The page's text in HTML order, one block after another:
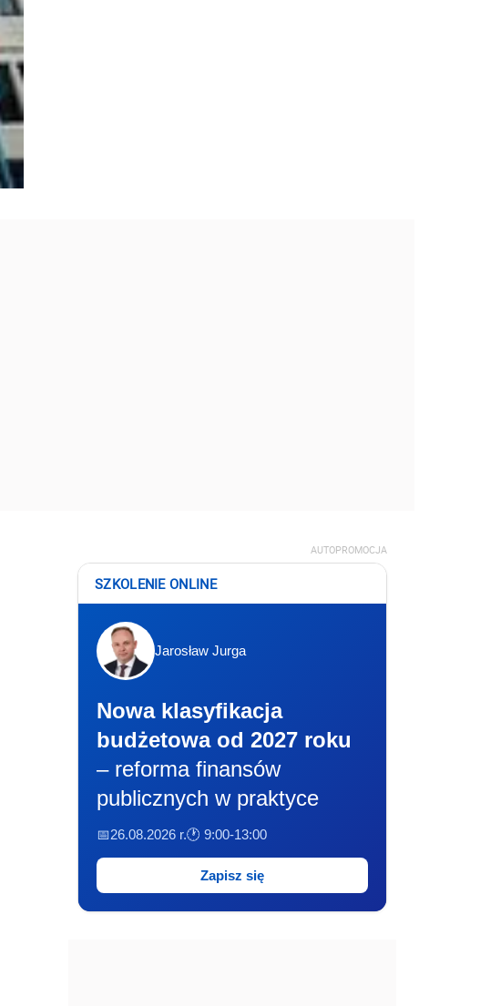
AUTOPROMOCJA
SZKOLENIE ONLINE
Jarosław Jurga
Nowa klasyfikacja
budżetowa od 2027 roku
– reforma finansów
publicznych w praktyce
📅26.08.2026 r.🕐 9:00-13:00
Zapisz się